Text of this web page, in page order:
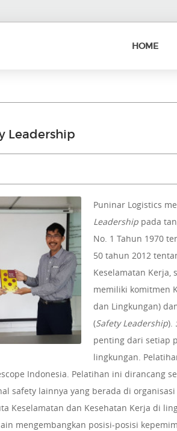
HOME
Leadership
Puninar Logistics
Leadershippada
No. 1 Tahun 1970
50 tahun 2012
Keselamatan
memiliki komitmen
dan Lingkungan)
(Safety Leadership).
penting dari setiap
lingkungan.
Indonesia. Pelatihan ini dirancang
safety lainnya yang berada di
Keselamatan dan Kesehatan Kerja di
mengembangkan posisi-posisi